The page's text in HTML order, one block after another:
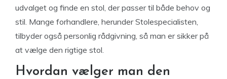
udvalget og finde en stol, der passer til både behov og
stil. Mange forhandlere, herunder Stolespecialisten,
tilbyder også personlig rådgivning, så man er sikker på
at vælge den rigtige stol.
Hvordan vælger man den